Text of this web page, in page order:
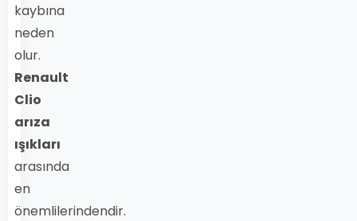
kaybına
neden
olur.
Renault
Clio
arıza
ışıkları
arasında
en
önemlilerindendir.